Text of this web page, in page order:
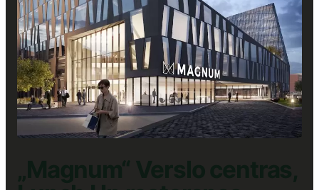
Court
restoranų
erdvė
„Magnum“ Verslo centras,